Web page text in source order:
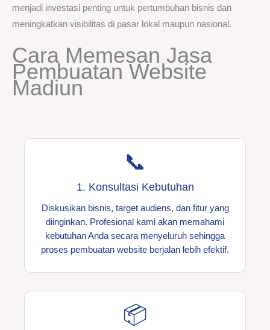
menjadi investasi penting untuk pertumbuhan bisnis dan
meningkatkan visibilitas di pasar lokal maupun nasional.
Cara Memesan Jasa
Pembuatan Website
Madiun
📞
1. Konsultasi Kebutuhan
Diskusikan bisnis, target audiens, dan fitur yang
diinginkan. Profesional kami akan memahami
kebutuhan Anda secara menyeluruh sehingga
proses pembuatan website berjalan lebih efektif.
📦